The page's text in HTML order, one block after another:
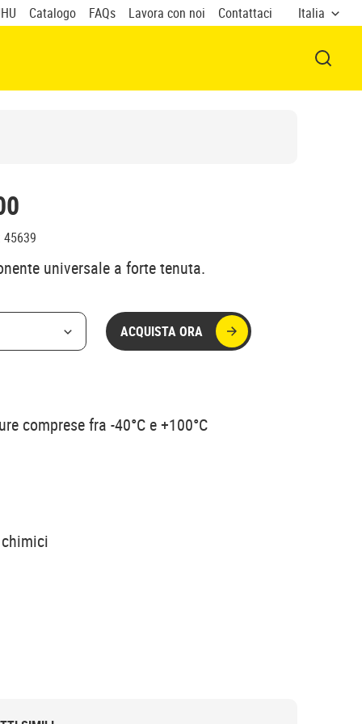
Catalogo FAQs Lavora con noi Contattaci Italia
APRI
45639
universale a forte tenuta.
ACQUISTA ORA
comprese fra -40°C e +100°C